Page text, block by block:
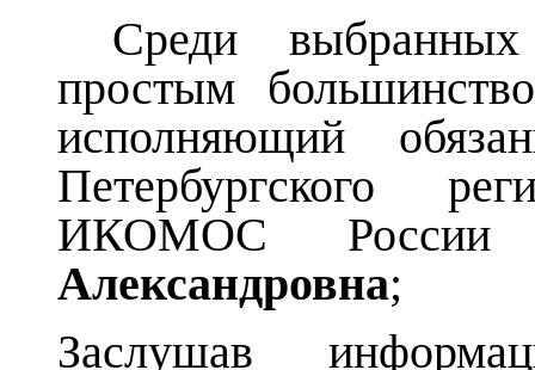
Среди выбранных
простым
исполняющий
Петербургского
ИКОМОС
Александровна;
Заслушав